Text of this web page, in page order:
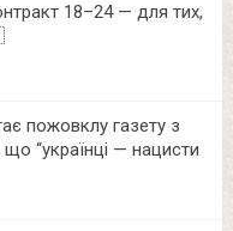
18–24 — для тих,
пожовклу газету з
“українці — нацисти